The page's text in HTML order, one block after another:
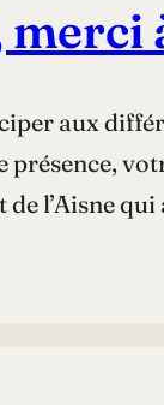
merci
aux
l’Aisne